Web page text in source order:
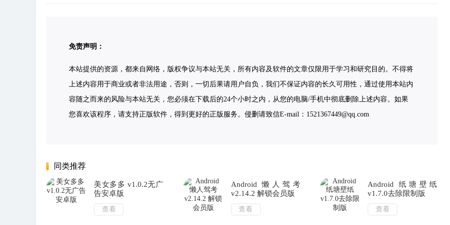
免责声明：
本站提供的资源，都来自网络，版权争议与本站无关，所有内容及软件的文章仅限用于学习和研究目的。不得将
上述内容用于商业或者非法用途，否则，一切后果请用户自负，我们不保证内容的长久可用性，通过使用本站内
容随之而来的风险与本站无关，您必须在下载后的24个小时之内，从您的电脑/手机中彻底删除上述内容。如果
您喜欢该程序，请支持正版软件，得到更好的正版服务。侵删请致信E-mail：1521367449@qq.com
同类推荐
美女多多 v1.0.2无广
告安卓版
查看
Android 懒人驾考
v2.14.2 解锁会员版
查看
Android 纸塘壁纸
v1.7.0去除限制版
查看